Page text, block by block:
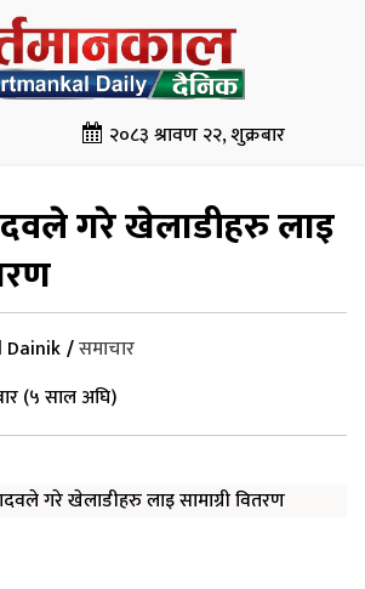
२०८३ श्रावण २२, शुक्रबार
गरे खेलाडीहरु लाइ
/समाचार
(५ साल अघि)